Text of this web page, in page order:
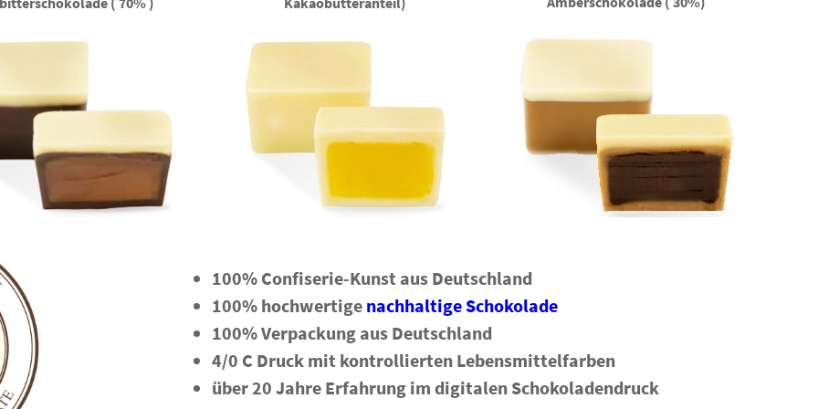
100% Confiserie-Kunst aus Deutschland
100% hochwertigenachhaltige Schokolade
100% Verpackung aus Deutschland
4/0 C Druck mit kontrollierten Lebensmittelfarben
über 20 Jahre Erfahrung im digitalen Schokoladendruck